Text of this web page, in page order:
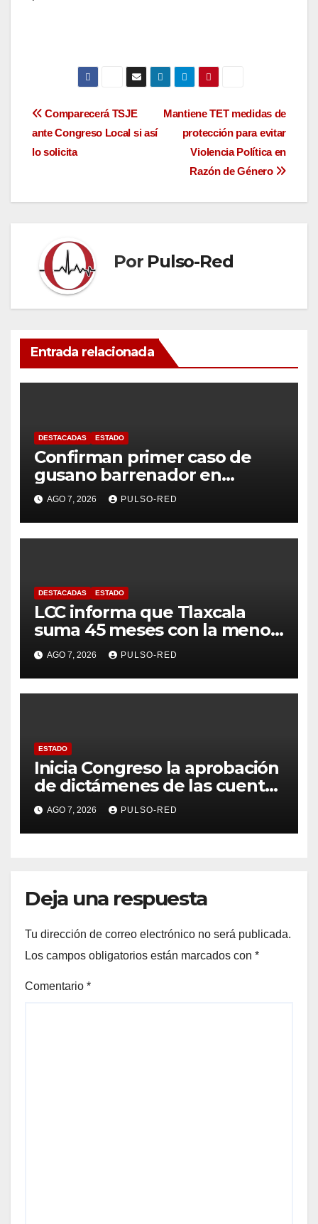
Navegación
de
Mantiene TET medidas de
protección para evitar
Violencia Política en
Razón de Género
Comparecerá TSJE
ante Congreso Local si así
lo solicita
Por Pulso-Red
Entrada relacionada
DESTACADAS ESTADO
Confirman primer caso de
gusano barrenador en
humano en Tlaxcala
AGO 7, 2026 PULSO-RED
DESTACADAS ESTADO
LCC informa que Tlaxcala
suma 45 meses con la menor
tasa de delitos en el país
AGO 7, 2026 PULSO-RED
ESTADO
Inicia Congreso la aprobación
de dictámenes de las cuentas
públicas de entes
fiscalizables del ejercicio
fiscal 2025
AGO 7, 2026 PULSO-RED
Deja una respuesta
Tu dirección de correo electrónico no será publicada.
Los campos obligatorios están marcados con *
Comentario *